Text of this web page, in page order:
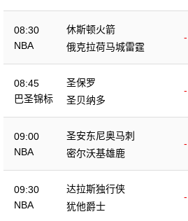
08:30
NBA
休斯顿火箭
-
俄克拉荷马城雷霆
08:45
巴圣锦标
圣保罗
-
圣贝纳多
09:00
NBA
圣安东尼奥马刺
-
密尔沃基雄鹿
09:30
NBA
达拉斯独行侠
-
犹他爵士